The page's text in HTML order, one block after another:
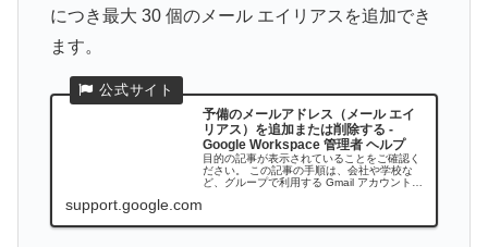
につき最大 30 個のメール エイリアスを追加でき
ます。
予備のメールアドレス（メール エイ
リアス）を追加または削除する -
Google Workspace 管理者 ヘルプ
目的の記事が表示されていることをご確認く
ださい。 この記事の手順は、会社や学校な
ど、グループで利用する Gmail アカウントの
support.google.com